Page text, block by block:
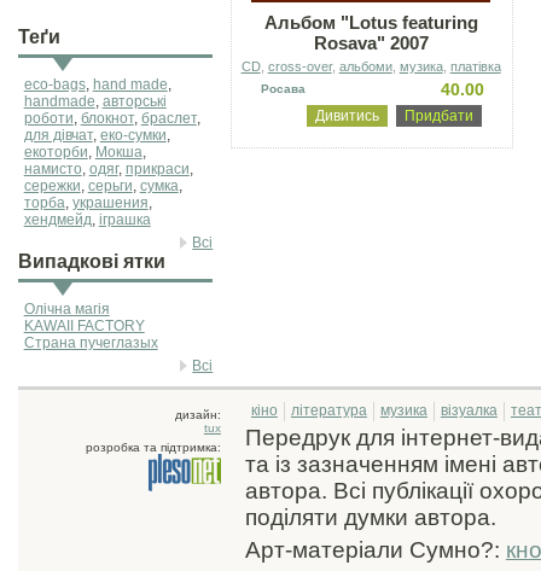
Теґи
eco-bags, hand made,
handmade, авторські
роботи, блокнот, браслет,
для дівчат, еко-сумки,
екоторби, Мокша,
намисто, одяг, прикраси,
сережки, серьги, сумка,
торба, украшения,
хендмейд, іграшка
Всі
Випадкові ятки
Олічна магія
KAWAII FACTORY
Страна пучеглазых
Всі
Альбом "Lotus featuring
Rosava" 2007
CD, cross-over, альбоми, музика, платівка
Росава 40.00
Дивитись Придбати
дизайн:
tux
розробка та підтримка:
кіно література музика візуалка
Передрук для інтернет-
та із зазначенням імені
автора. Всі публікації
поділяти думки автора.
Арт-матеріали Сумно?: